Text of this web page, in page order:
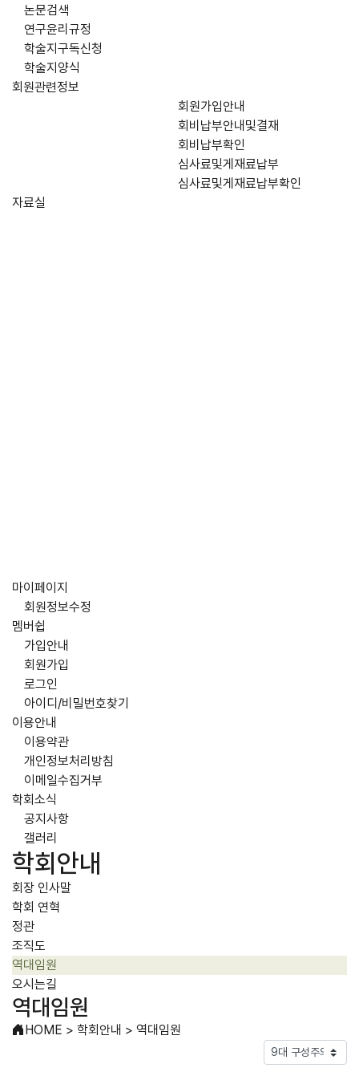
논문검색
연구윤리규정
학술지구독신청
학술지양식
회원관련정보
회원가입안내
회비납부안내및결재
회비납부확인
심사료및게재료납부
심사료및게재료납부확인
자료실
마이페이지
회원정보수정
멤버쉽
가입안내
회원가입
로그인
아이디/비밀번호찾기
이용안내
이용약관
개인정보처리방침
이메일수집거부
학회소식
공지사항
갤러리
학회안내
회장 인사말
학회 연혁
정관
조직도
역대임원
오시는길
역대임원
HOME > 학회안내 > 역대임원